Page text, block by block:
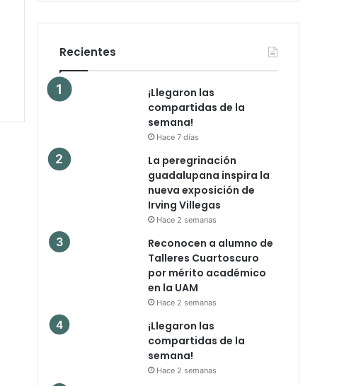
Recientes
¡Llegaron las
compartidas de la
semana!
Hace 7 días
La peregrinación
guadalupana inspira la
nueva exposición de
Irving Villegas
Hace 2 semanas
Reconocen a alumno de
Talleres Cuartoscuro
por mérito académico
en la UAM
Hace 2 semanas
¡Llegaron las
compartidas de la
semana!
Hace 2 semanas